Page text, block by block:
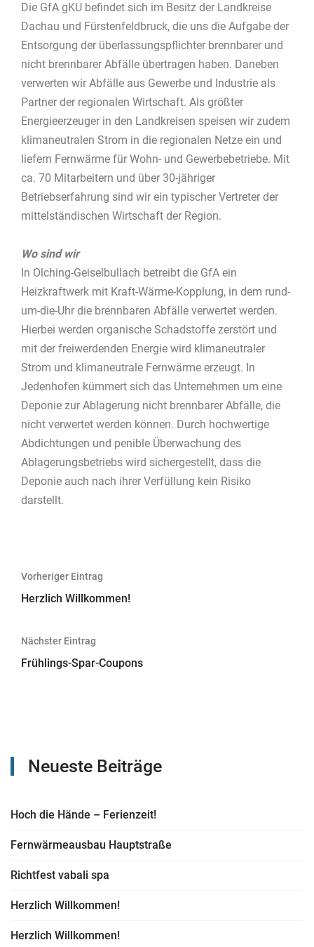
Die GfA gKU befindet sich im Besitz der Landkreise
Dachau und Fürstenfeldbruck, die uns die Aufgabe der
Entsorgung der überlassungspflichter brennbarer und
nicht brennbarer Abfälle übertragen haben. Daneben
verwerten wir Abfälle aus Gewerbe und Industrie als
Partner der regionalen Wirtschaft. Als größter
Energieerzeuger in den Landkreisen speisen wir zudem
klimaneutralen Strom in die regionalen Netze ein und
liefern Fernwärme für Wohn- und Gewerbebetriebe. Mit
ca. 70 Mitarbeitern und über 30-jähriger
Betriebserfahrung sind wir ein typischer Vertreter der
mittelständischen Wirtschaft der Region.
Wo sind wir
In Olching-Geiselbullach betreibt die GfA ein
Heizkraftwerk mit Kraft-Wärme-Kopplung, in dem rund-
um-die-Uhr die brennbaren Abfälle verwertet werden.
Hierbei werden organische Schadstoffe zerstört und
mit der freiwerdenden Energie wird klimaneutraler
Strom und klimaneutrale Fernwärme erzeugt. In
Jedenhofen kümmert sich das Unternehmen um eine
Deponie zur Ablagerung nicht brennbarer Abfälle, die
nicht verwertet werden können. Durch hochwertige
Abdichtungen und penible Überwachung des
Ablagerungsbetriebs wird sichergestellt, dass die
Deponie auch nach ihrer Verfüllung kein Risiko
darstellt.
Beitragsnavigation
Vorheriger Eintrag
Herzlich Willkommen!
Nächster Eintrag
Frühlings-Spar-Coupons
Neueste Beiträge
Hoch die Hände – Ferienzeit!
Fernwärmeausbau Hauptstraße
Richtfest vabali spa
Herzlich Willkommen!
Herzlich Willkommen!